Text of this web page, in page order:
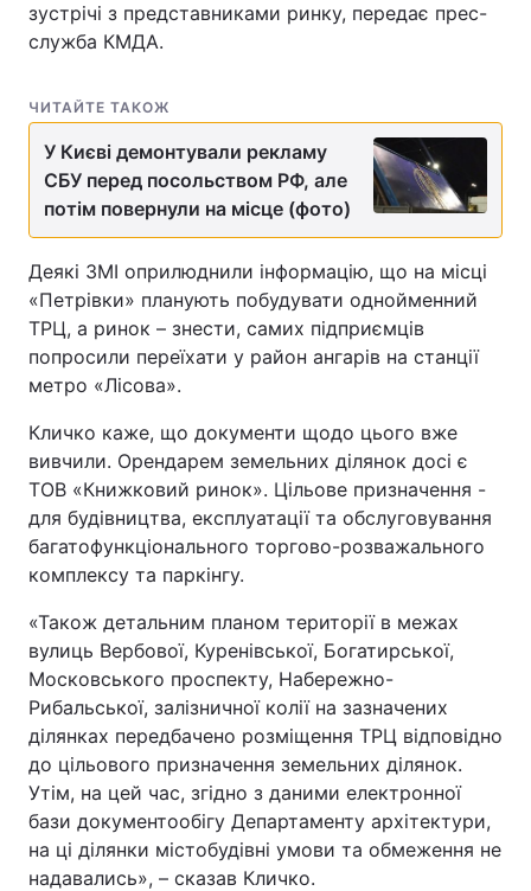
зустрічі з представниками ринку, передає прес-
служба КМДА.
ЧИТАЙТЕ ТАКОЖ
У Києві демонтували рекламу
СБУ перед посольством РФ, але
потім повернули на місце (фото)
Деякі ЗМІ оприлюднили інформацію, що на місці
«Петрівки» планують побудувати однойменний
ТРЦ, а ринок – знести, самих підприємців
попросили переїхати у район ангарів на станції
метро «Лісова».
Кличко каже, що документи щодо цього вже
вивчили. Орендарем земельних ділянок досі є
ТОВ «Книжковий ринок». Цільове призначення -
для будівництва, експлуатації та обслуговування
багатофункціонального торгово-розважального
комплексу та паркінгу.
«Також детальним планом території в межах
вулиць Вербової, Куренівської, Богатирської,
Московського проспекту, Набережно-
Рибальської, залізничної колії на зазначених
ділянках передбачено розміщення ТРЦ відповідно
до цільового призначення земельних ділянок.
Утім, на цей час, згідно з даними електронної
бази документообігу Департаменту архітектури,
на ці ділянки містобудівні умови та обмеження не
надавались», – сказав Кличко.